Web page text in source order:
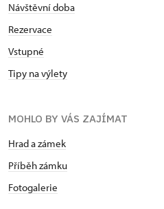
Návštěvní doba
Rezervace
Vstupné
Tipy na výlety
MOHLO BY VÁS ZAJÍMAT
Hrad a zámek
Příběh zámku
Fotogalerie